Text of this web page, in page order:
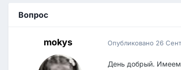
Вопрос
mokys Опубликовано 26
День добрый.